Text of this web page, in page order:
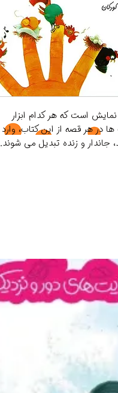
است که هر کدام ابزار
در هر قصه از این کتاب، وارد
جاندار و زنده تبدیل می شوند.